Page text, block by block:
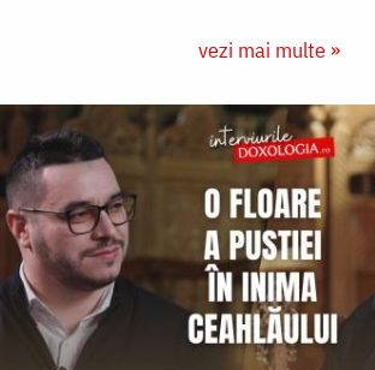
vezi mai multe »